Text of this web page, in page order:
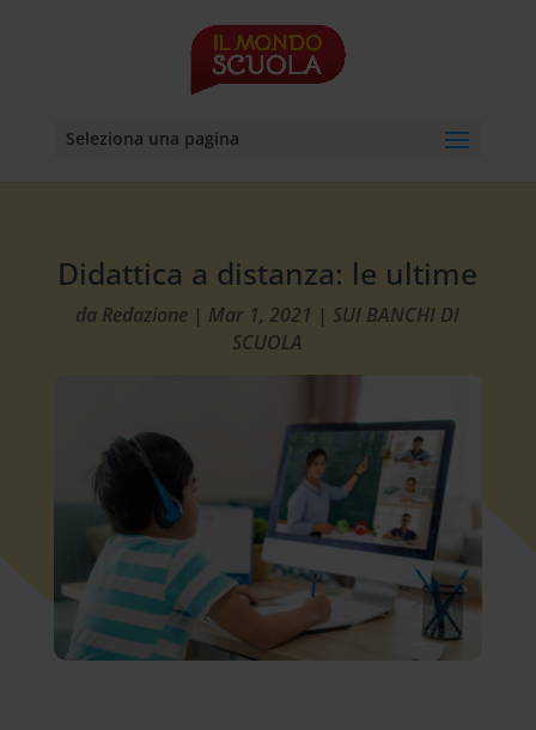
Seleziona una pagina
Didattica a distanza: le ultime
da Redazione | Mar 1, 2021 |SUI BANCHI DI
SCUOLA